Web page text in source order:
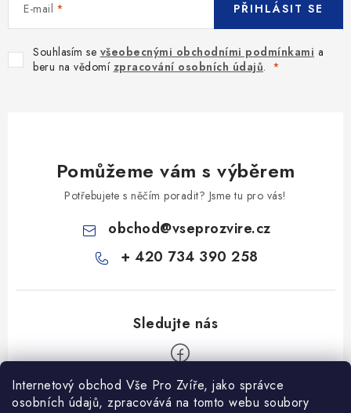
Internetový obchod Vše Pro Zvíře, jako správce
osobních údajů, zpracovává na tomto webu soubory
u
E-mail
Souhlasím se všeobecnými obchodními podmínkami a
beru na vědomí zpracování osobních údajů.
PŘIHLÁSIT SE
Pomůžeme vám s výběrem
Potřebujete s něčím poradit? Jsme tu pro vás!
obchod@vseprozvire.cz
+ 420 734 390 258